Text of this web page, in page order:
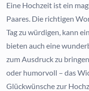
Eine Hochzeit ist ein
Paares. Die richtigen
Tag zu würdigen, kann
bieten auch eine
zum Ausdruck zu
oder humorvoll – das
Glückwünsche zur